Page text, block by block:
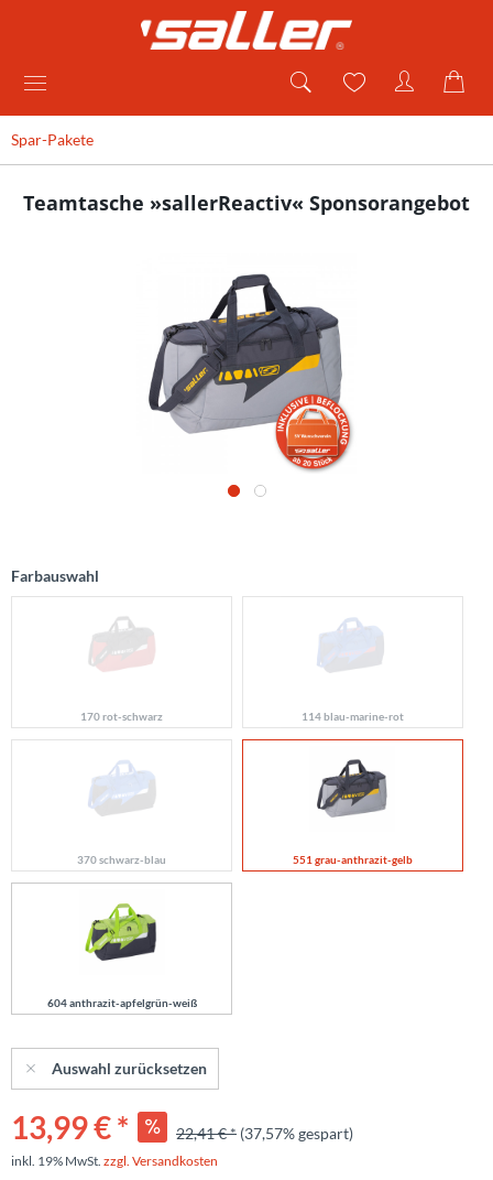
Spar-Pakete
Teamtasche »sallerReactiv« Sponsorangebot
Farbauswahl
170 rot-schwarz 114 blau-marine-rot
370 schwarz-blau 551 grau-anthrazit-gelb
604 anthrazit-apfelgrün-weiß
Auswahl zurücksetzen
13,99 € * 22,41 € * (37,57% gespart)
inkl. 19% MwSt. zzgl. Versandkosten